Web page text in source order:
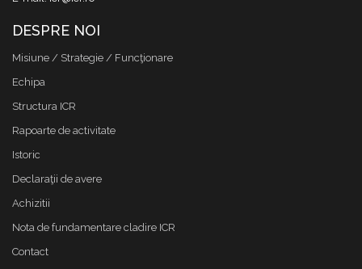
DESPRE NOI
Misiune / Strategie / Funcţionare
Echipa
Structura ICR
Rapoarte de activitate
Istoric
Declaraţii de avere
Achizitii
Nota de fundamentare cladire ICR
Contact